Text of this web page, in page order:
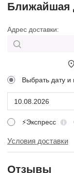
Ближайшая
Адрес доставки:
Выбрать дату и
⚡Экспресс
Условия доставки
Отзывы